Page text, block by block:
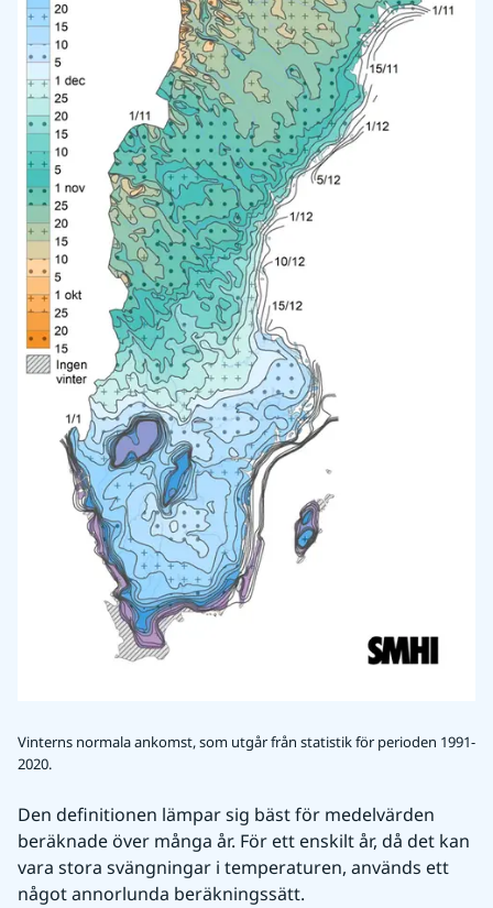
Vinterns normala ankomst, som utgår från statistik för perioden 1991-
2020.
Den definitionen lämpar sig bäst för medelvärden
beräknade över många år. För ett enskilt år, då det kan
vara stora svängningar i temperaturen, används ett
något annorlunda beräkningssätt.